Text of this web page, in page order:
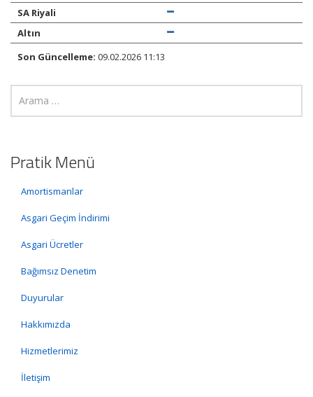
SA Riyali
Altın
Son Güncelleme: 09.02.2026 11:13
Pratik Menü
Amortismanlar
Asgari Geçim İndirimi
Asgari Ücretler
Bağımsız Denetim
Duyurular
Hakkımızda
Hizmetlerimiz
İletişim